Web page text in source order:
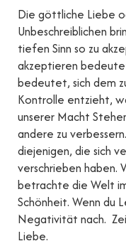
Die göttliche Liebe
Unbeschreiblichen
tiefen Sinn so zu
akzeptieren
bedeutet, sich dem
Kontrolle entzieht,
unserer Macht
andere zu
diejenigen, die sich
verschrieben haben.
betrachte die Welt
Schönheit. Wenn du
Negativität nach.
Liebe.